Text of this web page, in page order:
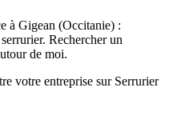
à Gigean (Occitanie) :
Rechercher un
de moi.
votre entreprise sur Serrurier